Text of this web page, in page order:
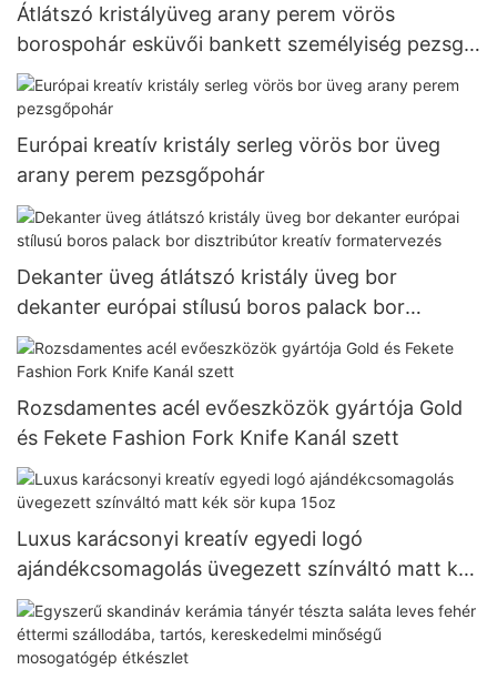
Átlátszó kristályüveg arany perem vörös
borospohár esküvői bankett személyiség pezsgő
üveg 200ml-500ml
Európai kreatív kristály serleg vörös bor üveg
arany perem pezsgőpohár
Dekanter üveg átlátszó kristály üveg bor
dekanter európai stílusú boros palack bor
disztribútor kreatív formatervezés
Rozsdamentes acél evőeszközök gyártója Gold
és Fekete Fashion Fork Knife Kanál szett
Luxus karácsonyi kreatív egyedi logó
ajándékcsomagolás üvegezett színváltó matt kék
sör kupa 15oz